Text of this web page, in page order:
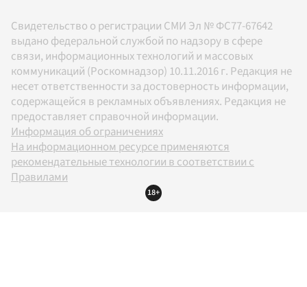
Свидетельство о регистрации СМИ Эл № ФС77-67642
выдано федеральной службой по надзору в сфере
связи, информационных технологий и массовых
коммуникаций (Роскомнадзор) 10.11.2016 г. Редакция не
несет ответственности за достоверность информации,
содержащейся в рекламных объявлениях. Редакция не
предоставляет справочной информации.
Информация об ограничениях
На информационном ресурсе применяются
рекомендательные технологии в соответствии с
Правилами
18+